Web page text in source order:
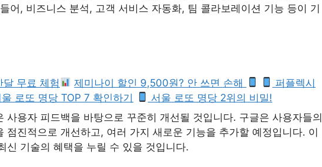
어, 비즈니스 분석, 고객 서비스 자동화, 팀 콜라보레이션 기능 등이 기
무료 체험 제미나이 할인 9,500원? 안 쓰면 손해
퍼플렉시
울 로또 명당 TOP 7 확인하기
서울 로또 명당 2위의 비밀!
사용자 피드백을 바탕으로 꾸준히 개선될 것입니다. 구글은 사용자들의
점진적으로 개선하고, 여러 가지 새로운 기능을 추가할 예정입니다. 이
신 기술의 혜택을 누릴 수 있을 것입니다.